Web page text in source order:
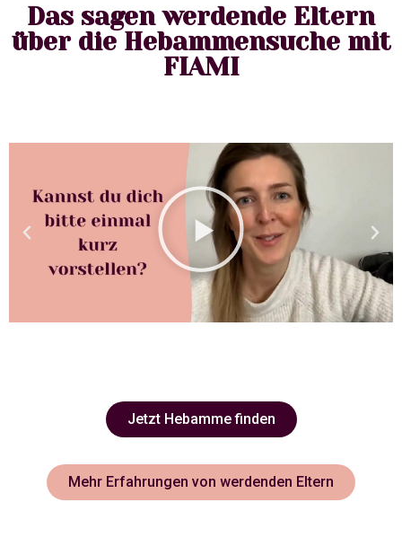
Das sagen werdende Eltern
über die Hebammensuche mit
FIAMI
Jetzt Hebamme finden
Mehr Erfahrungen von werdenden Eltern